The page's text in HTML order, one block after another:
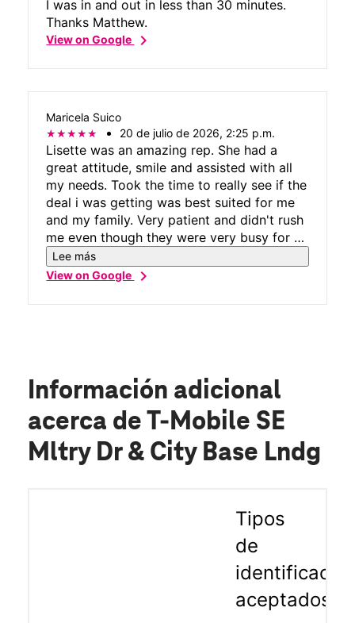
I was in and out in less than 30 minutes.
Thanks Matthew.
View on Googlechevron_right
Maricela Suico
20 de julio de 2026, 2:25 p.m.
Lisette was an amazing rep. She had a
great attitude, smile and assisted with all
my needs. Took the time to really see if the
deal i was getting was best suited for me
and my family. Very patient and didn't rush
me even though they were very busy for a
sunday. Everyone in the store greeted you
as you entered and made u feel welcome.
stock. Will definitely be recommending
Lee más
View on Googlechevron_right
Información adicional
acerca de T-Mobile SE
Mltry Dr & City Base Lndg
Tipos
de
aceptados